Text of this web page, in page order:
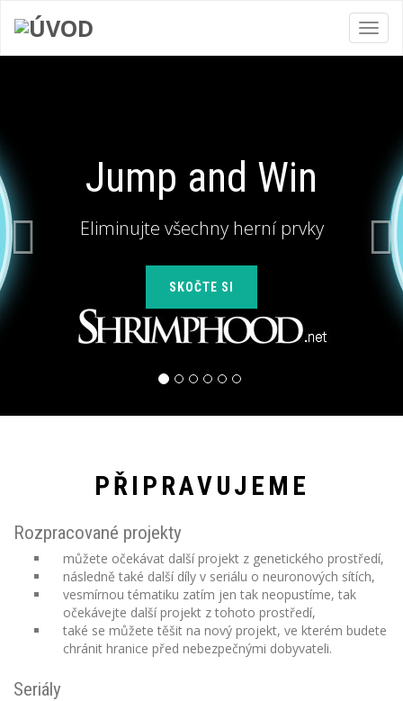
Jump and Win
Eliminujte všechny herní prvky
SKOČTE SI
PŘIPRAVUJEME
Rozpracované projekty
můžete očekávat další projekt z genetického prostředí,
následně také další díly v seriálu o neuronových sítích,
vesmírnou tématiku zatím jen tak neopustíme, tak
očekávejte další projekt z tohoto prostředí,
také se můžete těšit na nový projekt, ve kterém budete
chránit hranice před nebezpečnými dobyvateli.
Seriály